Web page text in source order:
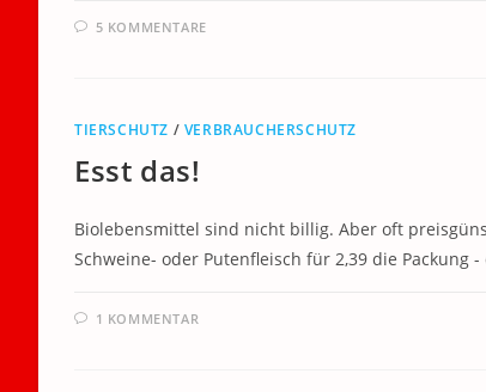
5 KOMMENTARE
TIERSCHUTZ / VERBRAUCHERSCHUTZ
Esst das!
Biolebensmittel sind nicht billig. Aber oft
Schweine- oder Putenfleisch für 2,39 die Packung
1 KOMMENTAR